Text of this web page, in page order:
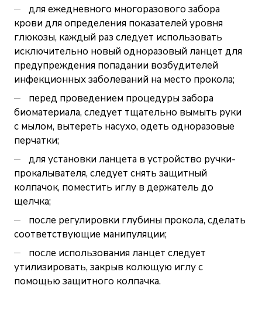
для ежедневного многоразового забора
крови для определения показателей уровня
глюкозы, каждый раз следует использовать
исключительно новый одноразовый ланцет для
предупреждения попадании возбудителей
инфекционных заболеваний на место прокола;
перед проведением процедуры забора
биоматериала, следует тщательно вымыть руки
с мылом, вытереть насухо, одеть одноразовые
перчатки;
для установки ланцета в устройство ручки-
прокалывателя, следует снять защитный
колпачок, поместить иглу в держатель до
щелчка;
после регулировки глубины прокола, сделать
соответствующие манипуляции;
после использования ланцет следует
утилизировать, закрыв колющую иглу с
помощью защитного колпачка.